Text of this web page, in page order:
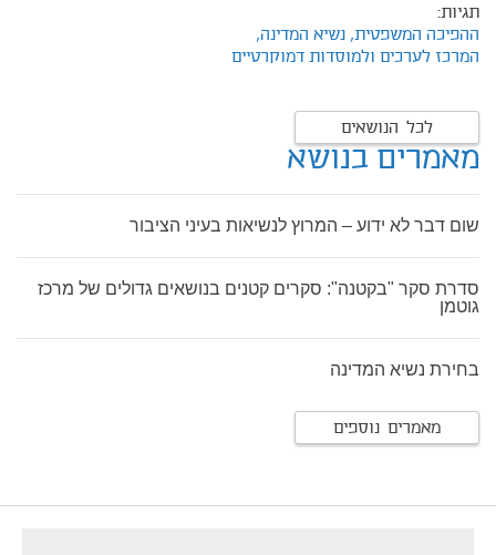
תגיות:
ההפיכה המשפטית, נשיא המדינה,
המרכז לערכים ולמוסדות דמוקרטיים
לכל הנושאים
מאמרים בנושא
שום דבר לא ידוע – המרוץ לנשיאות בעיני הציבור
סדרת סקר "בקטנה": סקרים קטנים בנושאים גדולים של מרכז
גוטמן
בחירת נשיא המדינה
מאמרים נוספים